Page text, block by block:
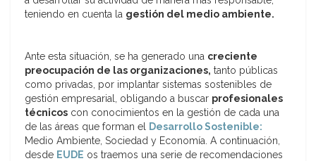
teniendo en cuenta la gestión del medio ambiente.
Ante esta situación, se ha generado una creciente
preocupación de las organizaciones, tanto públicas
como privadas, por implantar sistemas sostenibles de
gestión empresarial, obligando a buscar profesionales
técnicos con conocimientos en la gestión de cada una
de las áreas que forman el Desarrollo Sostenible:
Medio Ambiente, Sociedad y Economía. A continuación,
desde EUDE os traemos una serie de recomendaciones